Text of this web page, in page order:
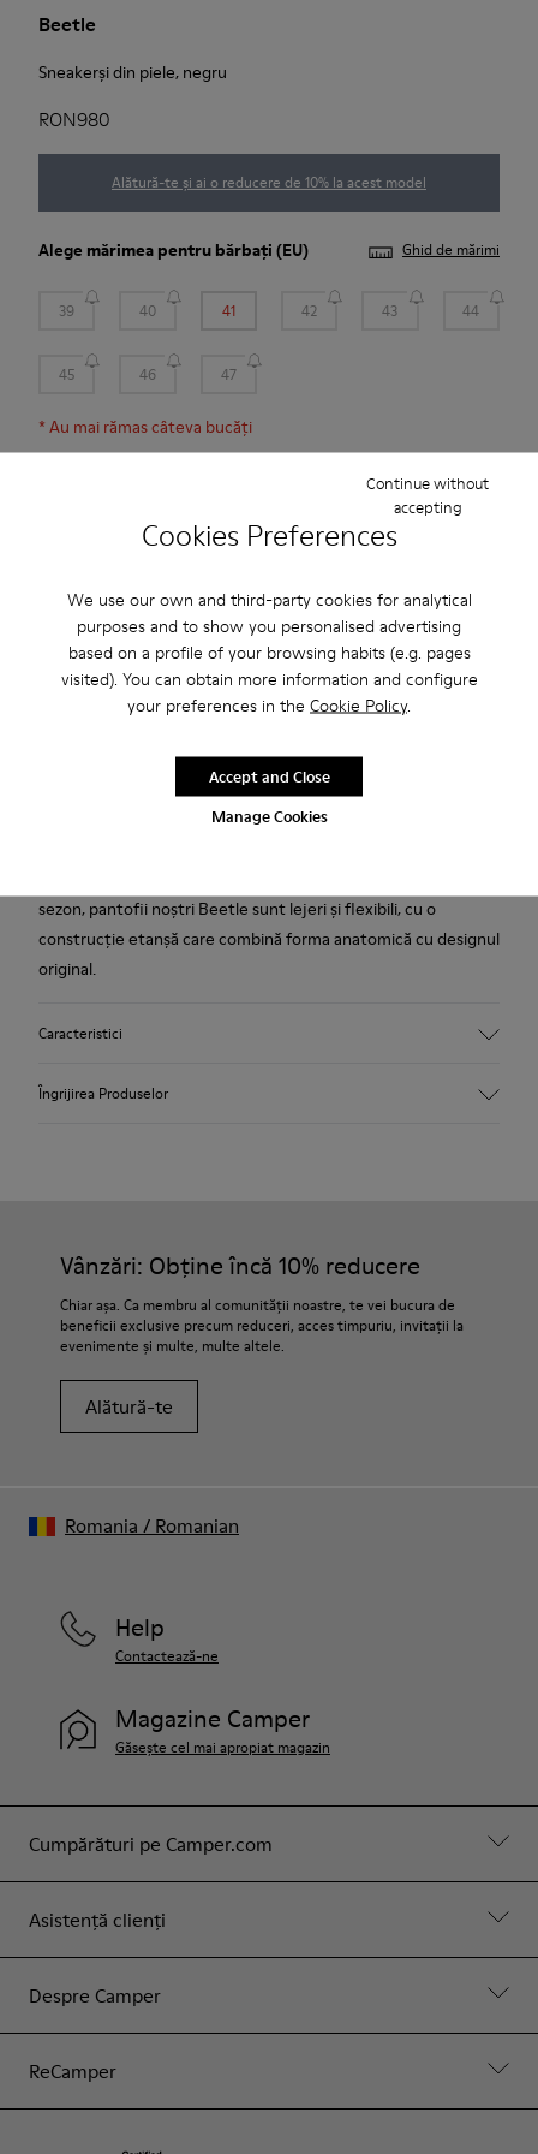
Cookies Preferences
We use our own and third-party cookies for analytical
purposes and to show you personalised advertising
based on a profile of your browsing habits (e.g. pages
visited). You can obtain more information and configure
your preferences in the Cookie Policy.
Manage Cookies
Continue without
accepting
Accept and Close
Beetle
Sneakerși din piele, negru
RON980
Alătură-te și ai o reducere de 10% la acest model
Alege mărimea pentru bărbați (EU) Ghid de mărimi
39 40 41 42 43 44
45 46 47
*Au mai rămas câteva bucăți
Livrare standard și în magazin gratuită pentru achiziții de
peste 222 RON.
Perioadă de garanție de 2 ani.
Sneakerși negri din piele pentru bărbați, cu talpă exterioară
sezon, pantofii noștri Beetle sunt lejeri și flexibili, cu o
construcție etanșă care combină forma anatomică cu designul
original.
Caracteristici
Parte superioară
Piele năbuc
Căptușeală
Îngrijirea Produselor
Localizador de tiendas
Vânzări: Obține încă 10% reducere
Chiar așa. Ca membru al comunității noastre, te vei bucura de
beneficii exclusive precum reduceri, acces timpuriu, invitații la
evenimente și multe, multe altele.
Alătură-te
Cumpărături pe Camper.com
Asistență clienți
Despre Camper
ReCamper
Help
Contactează-ne
Magazine Camper
Găsește cel mai apropiat magazin
Romania / Romanian